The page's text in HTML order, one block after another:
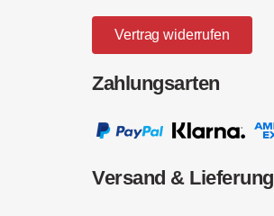
Vertrag widerrufen
Zahlungsarten
Versand & Lieferung